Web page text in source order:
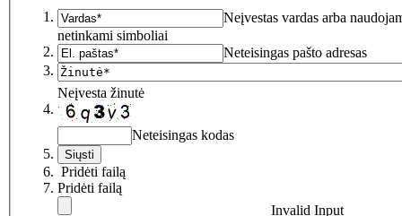
Neįvestas vardas arba
netinkami simboliai
Neteisingas pašto adresas
Neįvesta žinutė
Neteisingas kodas
Pridėti failą
Pridėti failą
Invalid Input